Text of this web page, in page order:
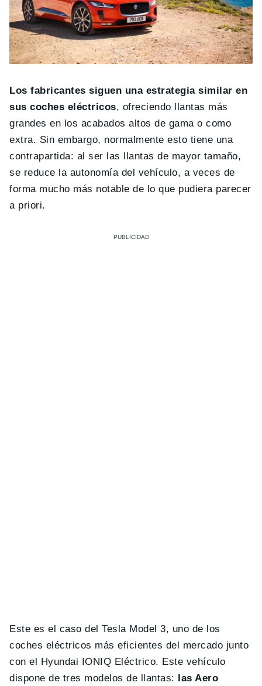
Los fabricantes siguen una estrategia similar en
sus coches eléctricos, ofreciendo llantas más
grandes en los acabados altos de gama o como
extra. Sin embargo, normalmente esto tiene una
contrapartida: al ser las llantas de mayor tamaño,
se reduce la autonomía del vehículo, a veces de
forma mucho más notable de lo que pudiera parecer
a priori.
Este es el caso del Tesla Model 3, uno de los
coches eléctricos más eficientes del mercado junto
con el Hyundai IONIQ Eléctrico. Este vehículo
dispone de tres modelos de llantas:
las Aero